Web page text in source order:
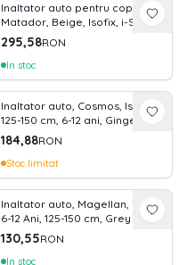
Inaltator auto pentru copii,
Matador, Beige, Isofix, i-Size,
6-12 ani, 125-150 cm, certificat
R129
295,58RON
In stoc
Inaltator auto, Cosmos, Isofix,
125-150 cm, 6-12 ani, Ginger
184,88RON
Stoc limitat
Inaltator auto, Magellan, i-Size,
6-12 Ani, 125-150 cm, Grey
130,55RON
In stoc